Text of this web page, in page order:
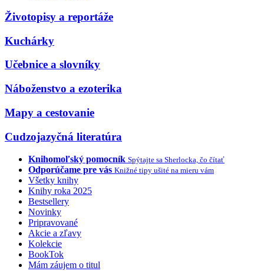
Životopisy a reportáže
Kuchárky
Učebnice a slovníky
Náboženstvo a ezoterika
Mapy a cestovanie
Cudzojazyčná literatúra
Knihomoľský pomocník Spýtajte sa Sherlocka, čo čítať
Odporúčame pre vás Knižné tipy ušité na mieru vám
Všetky knihy
Knihy roka 2025
Bestsellery
Novinky
Pripravované
Akcie a zľavy
Kolekcie
BookTok
Mám záujem o titul